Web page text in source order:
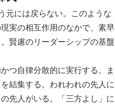
元には戻らない。このような
実の相互作用のなかで、素早
賢慮のリーダーシップの基盤
つ自律分散的に実行する。ま
結集する。われわれの先人に
先人がいる。「三方よし」に